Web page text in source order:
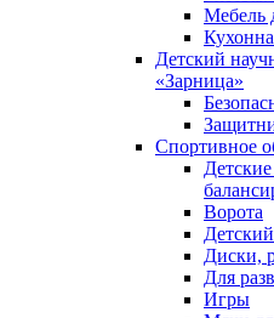
Мебель
Детский
«Зарница»
Спортивное
Ворота
Диски,
Для
Игры